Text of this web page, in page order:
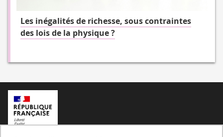
Les inégalités de richesse, sous contraintes
des lois de la physique ?